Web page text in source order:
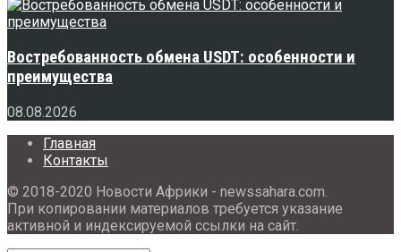
Востребованность обмена USDT: особенности и
преимущества
08.08.2026
Главная
Контакты
© 2018-2020 Новости Африки - newssahara.com.
При копировании материалов требуется указание
активной и индексируемой ссылки на сайт.